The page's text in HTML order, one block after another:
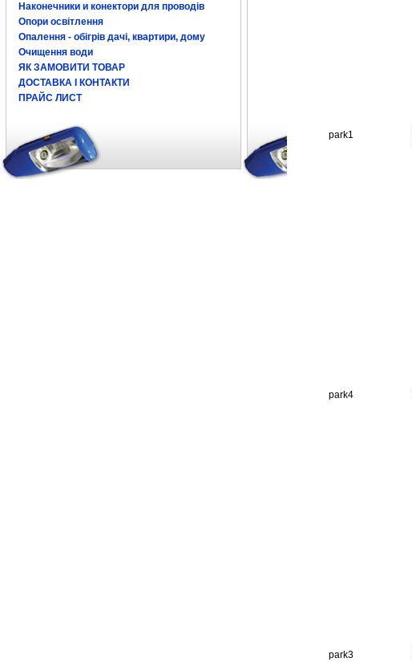
Наконечники и конектори для проводів
Опори освітлення
Опалення - обігрів дачі, квартири, дому
Очищення води
ЯК ЗАМОВИТИ ТОВАР
ДОСТАВКА І КОНТАКТИ
ПРАЙС ЛИСТ
park1
park4
park3